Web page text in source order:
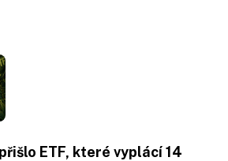
ETF, které vyplácí 14